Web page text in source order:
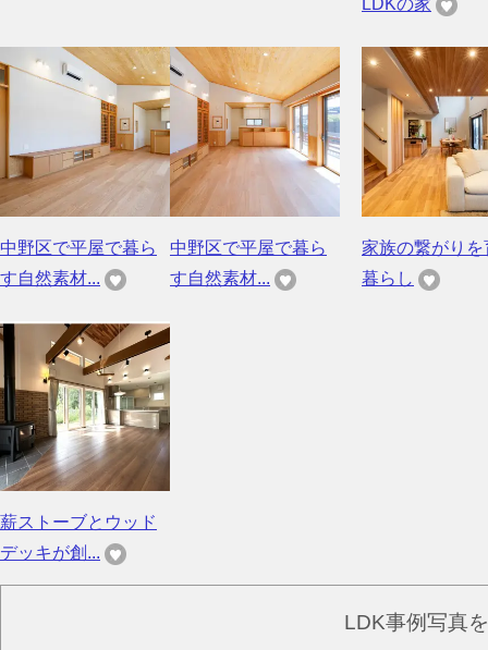
LDKの家
中野区で平屋で暮ら
す自然素材...
中野区で平屋で暮ら
す自然素材...
家族の繋がりを
暮らし
薪ストーブとウッド
デッキが創...
LDK事例写真